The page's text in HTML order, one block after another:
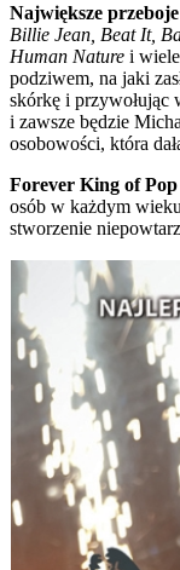
Największe
Billie Jean, Beat It,
Human Nature i
podziwem, na jaki
skórkę i przywołując
i zawsze będzie
osobowości, która
Forever King of Pop
osób w każdym
stworzenie